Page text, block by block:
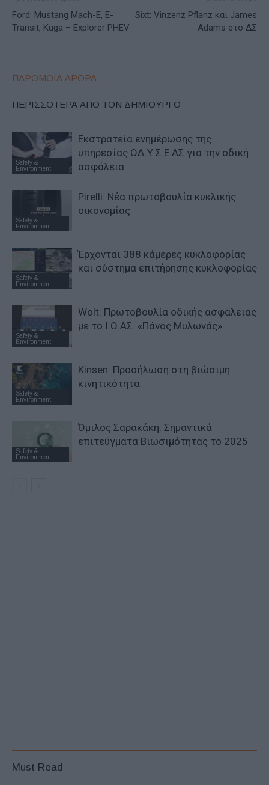
Ford: Mustang Mach-E, E-
Transit, Kuga – Explorer PHEV
Sixt: Vinzenz Pflanz και James
Adams στο ΔΣ
ΠΑΡΟΜΟΙΑ ΑΡΘΡΑ
ΠΕΡΙΣΣΟΤΕΡΑ ΑΠΟ ΤΟΝ ΔΗΜΙΟΥΡΓΟ
Safety &
Environment
Εκστρατεία ενημέρωσης της
υπηρεσίας ΟΔ.Υ.Σ.Ε.ΑΣ για την οδική
ασφάλεια
Safety &
Environment
Pirelli: Νέα πρωτοβουλία κυκλικής
οικονομίας
Safety &
Environment
Έρχονται 388 κάμερες κυκλοφορίας
και σύστημα επιτήρησης κυκλοφορίας
Safety &
Environment
Wolt: Πρωτοβουλία οδικής ασφάλειας
με το Ι.Ο.ΑΣ. «Πάνος Μυλωνάς»
Safety &
Environment
Kinsen: Προσήλωση στη βιώσιμη
κινητικότητα
Safety &
Environment
Όμιλος Σαρακάκη: Σημαντικά
επιτεύγματα Βιωσιμότητας το 2025
Must Read